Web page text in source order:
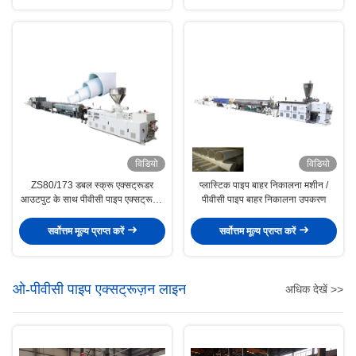
विडियो
ZS80/173 डबल स्क्रू एक्सट्रूडर
आउटपुट के साथ पीवीसी पाइप एक्सट्रूज़न
सर्वोत्तम मूल्य प्राप्त करें
विडियो
प्लास्टिक पाइप बाहर निकालना मशीन /
पीवीसी पाइप बाहर निकालना उपकरण
सर्वोत्तम मूल्य प्राप्त करें
ओ-पीवीसी पाइप एक्सट्रूज़न लाइन अधिक देखें >>